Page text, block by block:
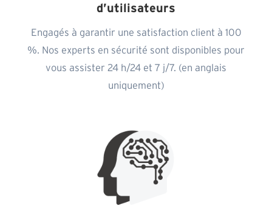
d’utilisateurs
Engagés à garantir une satisfaction client à 100
%. Nos experts en sécurité sont disponibles pour
vous assister 24 h/24 et 7 j/7. (en anglais
uniquement)